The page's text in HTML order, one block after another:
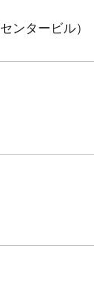
ンタービル）